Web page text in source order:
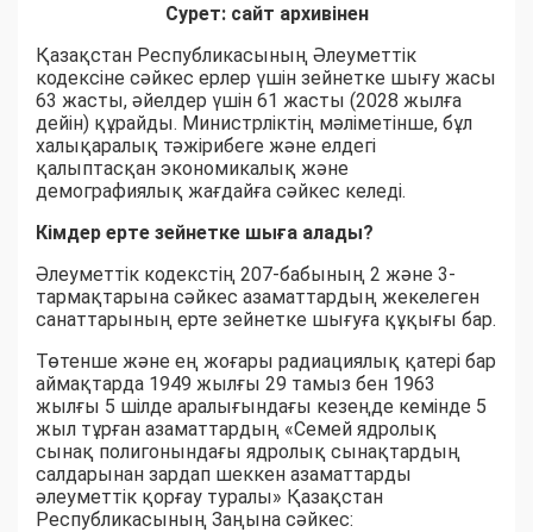
Сурет: сайт архивінен
Қазақстан Республикасының Әлеуметтік
кодексіне сәйкес ерлер үшін зейнетке шығу жасы
63 жасты, әйелдер үшін 61 жасты (2028 жылға
дейін) құрайды. Министрліктің мәліметінше, бұл
халықаралық тәжірибеге және елдегі
қалыптасқан экономикалық және
демографиялық жағдайға сәйкес келеді.
Кімдер ерте зейнетке шыға алады?
Әлеуметтік кодекстің 207-бабының 2 және 3-
тармақтарына сәйкес азаматтардың жекелеген
санаттарының ерте зейнетке шығуға құқығы бар.
Төтенше және ең жоғары радиациялық қатері бар
аймақтарда 1949 жылғы 29 тамыз бен 1963
жылғы 5 шілде аралығындағы кезеңде кемінде 5
жыл тұрған азаматтардың «Семей ядролық
сынақ полигонындағы ядролық сынақтардың
салдарынан зардап шеккен азаматтарды
әлеуметтік қорғау туралы» Қазақстан
Республикасының Заңына сәйкес: